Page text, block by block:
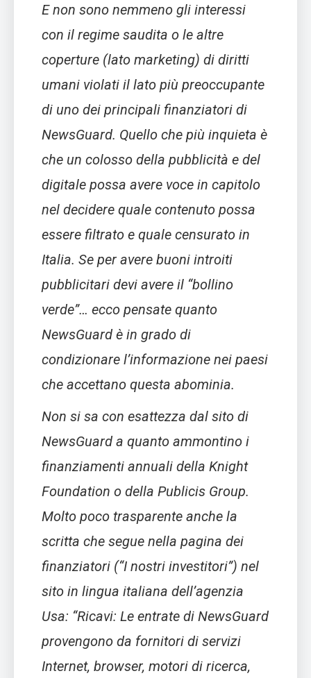
E non sono nemmeno gli interessi
con il regime saudita o le altre
coperture (lato marketing) di diritti
umani violati il lato più preoccupante
di uno dei principali finanziatori di
NewsGuard. Quello che più inquieta è
che un colosso della pubblicità e del
digitale possa avere voce in capitolo
nel decidere quale contenuto possa
essere filtrato e quale censurato in
Italia. Se per avere buoni introiti
pubblicitari devi avere il “bollino
verde”… ecco pensate quanto
NewsGuard è in grado di
condizionare l’informazione nei paesi
che accettano questa abominia.
Non si sa con esattezza dal sito di
NewsGuard a quanto ammontino i
finanziamenti annuali della Knight
Foundation o della Publicis Group.
Molto poco trasparente anche la
scritta che segue nella pagina dei
finanziatori (“I nostri investitori”) nel
sito in lingua italiana dell’agenzia
Usa: “Ricavi: Le entrate di NewsGuard
provengono da fornitori di servizi
Internet, browser, motori di ricerca,